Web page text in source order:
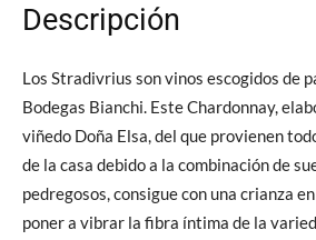
Descripción
Los Stradivrius son vinos escogidos de
Bodegas Bianchi. Este Chardonnay,
viñedo Doña Elsa, del que provienen
de la casa debido a la combinación de
pedregosos, consigue con una crianza
poner a vibrar la fibra íntima de la